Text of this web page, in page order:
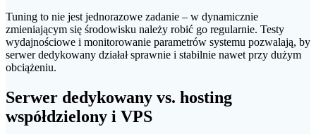
Tuning to nie jest jednorazowe zadanie – w dynamicznie
zmieniającym się środowisku należy robić go regularnie. Testy
wydajnościowe i monitorowanie parametrów systemu pozwalają, by
serwer dedykowany działał sprawnie i stabilnie nawet przy dużym
obciążeniu.
Serwer dedykowany vs. hosting
współdzielony i VPS